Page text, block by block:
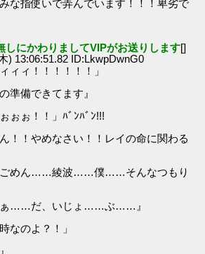
な指使いで弄んでいます！！！卑劣で
しにかわりましてVIPがお送りします[]
) 13:06:51.82 ID:LkwpDwnG0
ィィ！！！！！！」
準備できてます』
ぉぉ！！」ﾊﾞﾝﾊﾞﾝ!!!
！！やめなさい！！レイの命に関わる
ごめん……綾波……僕……そんなつもり
……だ、いじょ……ぶ……』
なのよ？！」